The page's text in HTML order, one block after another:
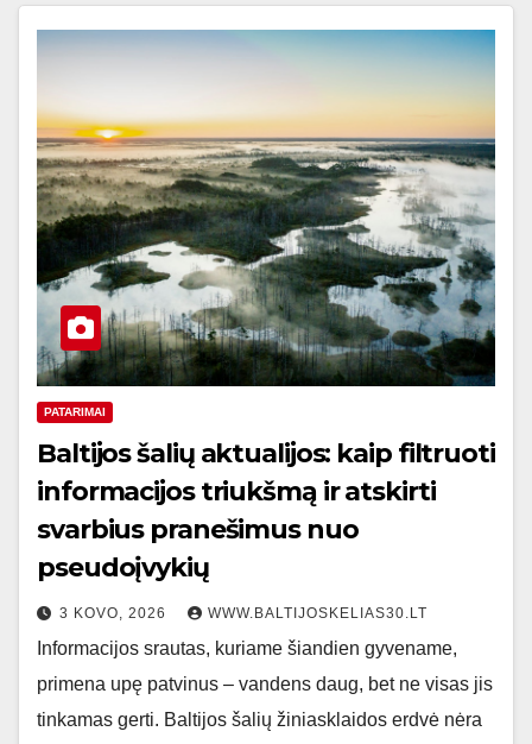
PATARIMAI
Baltijos šalių aktualijos: kaip filtruoti
informacijos triukšmą ir atskirti
svarbius pranešimus nuo
pseudoįvykių
3 KOVO, 2026 WWW.BALTIJOSKELIAS30.LT
Informacijos srautas, kuriame šiandien gyvename,
primena upę patvinus – vandens daug, bet ne visas jis
tinkamas gerti. Baltijos šalių žiniasklaidos erdvė nėra